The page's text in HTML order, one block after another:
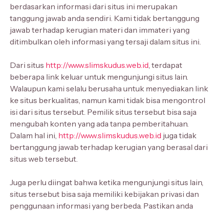
berdasarkan informasi dari situs ini merupakan
tanggung jawab anda sendiri. Kami tidak bertanggung
jawab terhadap kerugian materi dan immateri yang
ditimbulkan oleh informasi yang tersaji dalam situs ini.
Dari situs http://www.slimskudus.web.id, terdapat
beberapa link keluar untuk mengunjungi situs lain.
Walaupun kami selalu berusaha untuk menyediakan link
ke situs berkualitas, namun kami tidak bisa mengontrol
isi dari situs tersebut. Pemilik situs tersebut bisa saja
mengubah konten yang ada tanpa pemberitahuan.
Dalam hal ini, http://www.slimskudus.web.id juga tidak
bertanggung jawab terhadap kerugian yang berasal dari
situs web tersebut.
Juga perlu diingat bahwa ketika mengunjungi situs lain,
situs tersebut bisa saja memiliki kebijakan privasi dan
penggunaan informasi yang berbeda. Pastikan anda